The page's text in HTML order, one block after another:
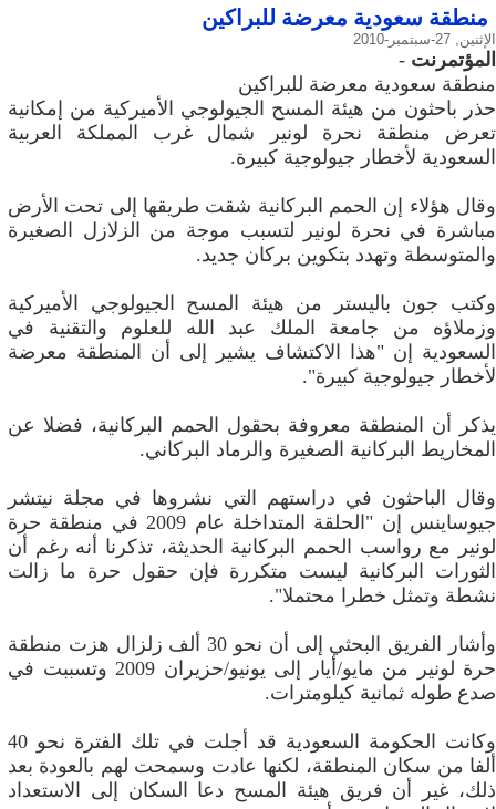
منطقة سعودية معرضة للبراكين
الإثنين, 27-سبتمبر-2010
المؤتمرنت -
منطقة سعودية معرضة للبراكين
حذر باحثون من هيئة المسح الجيولوجي الأميركية من إمكانية
تعرض منطقة نحرة لونير شمال غرب المملكة العربية
السعودية لأخطار جيولوجية كبيرة.
وقال هؤلاء إن الحمم البركانية شقت طريقها إلى تحت الأرض
مباشرة في نحرة لونير لتسبب موجة من الزلازل الصغيرة
والمتوسطة وتهدد بتكوين بركان جديد.
وكتب جون باليستر من هيئة المسح الجيولوجي الأميركية
وزملاؤه من جامعة الملك عبد الله للعلوم والتقنية في
السعودية إن "هذا الاكتشاف يشير إلى أن المنطقة معرضة
لأخطار جيولوجية كبيرة".
يذكر أن المنطقة معروفة بحقول الحمم البركانية، فضلا عن
المخاريط البركانية الصغيرة والرماد البركاني.
وقال الباحثون في دراستهم التي نشروها في مجلة نيتشر
جيوساينس إن "الحلقة المتداخلة عام 2009 في منطقة حرة
لونير مع رواسب الحمم البركانية الحديثة، تذكرنا أنه رغم أن
الثورات البركانية ليست متكررة فإن حقول حرة ما زالت
نشطة وتمثل خطرا محتملا".
وأشار الفريق البحثي إلى أن نحو 30 ألف زلزال هزت منطقة
حرة لونير من مايو/أيار إلى يونيو/حزيران 2009 وتسببت في
صدع طوله ثمانية كيلومترات.
وكانت الحكومة السعودية قد أجلت في تلك الفترة نحو 40
ألفا من سكان المنطقة، لكنها عادت وسمحت لهم بالعودة بعد
ذلك، غير أن فريق هيئة المسح دعا السكان إلى الاستعداد